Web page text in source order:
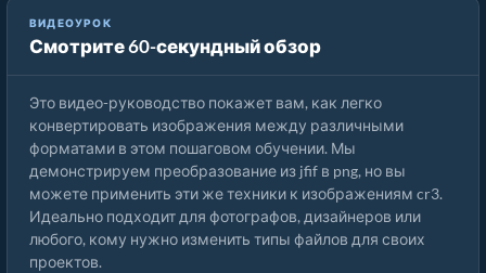
ВИДЕОУРОК
Смотрите 60-секундный обзор
Как конвертировать формат изображения онлайн
Это видео-руководство покажет вам, как легко
конвертировать изображения между различными
форматами в этом пошаговом обучении. Мы
демонстрируем преобразование из jfif в png, но вы
можете применить эти же техники к изображениям cr3.
Идеально подходит для фотографов, дизайнеров или
любого, кому нужно изменить типы файлов для своих
проектов.